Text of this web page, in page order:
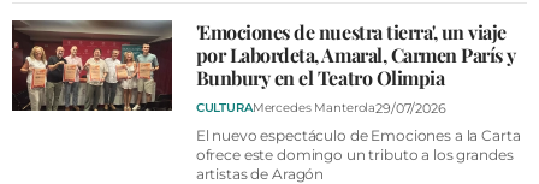
'Emociones de nuestra tierra', un viaje
por Labordeta, Amaral, Carmen París y
Bunbury en el Teatro Olimpia
CULTURAMercedes Manterola29/07/2026
El nuevo espectáculo de Emociones a la Carta
ofrece este domingo un tributo a los grandes
artistas de Aragón